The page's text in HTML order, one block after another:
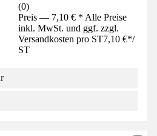
(0)
Preis — 7,10 € * Alle Preise
inkl. MwSt. und ggf. zzgl.
Versandkosten pro ST7,10 €*/
ST